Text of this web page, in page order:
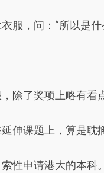
服，问：“所以是什
除了奖项上略有看
伸课题上，算是耽
性申请港大的本科